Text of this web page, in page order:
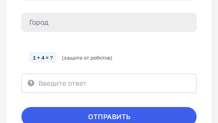
1 + 4 = ? (защита от роботов)
ОТПРАВИТЬ